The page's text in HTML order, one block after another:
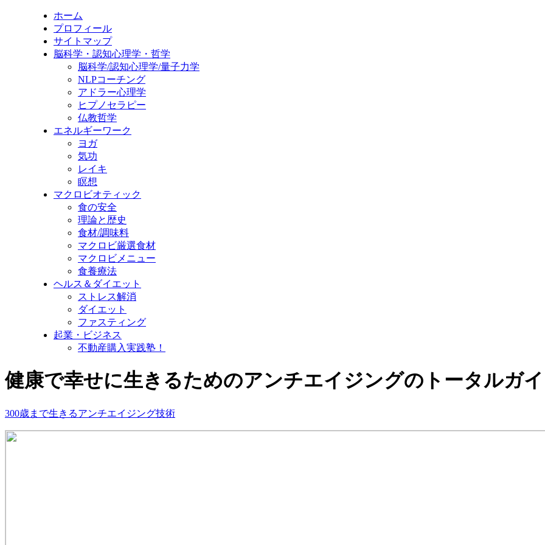
ホーム
プロフィール
サイトマップ
脳科学・認知心理学・哲学
脳科学/認知心理学/量子力学
NLPコーチング
アドラー心理学
ヒプノセラピー
仏教哲学
エネルギーワーク
ヨガ
気功
レイキ
瞑想
マクロビオティック
食の安全
理論と歴史
食材/調味料
マクロビ厳選食材
マクロビメニュー
食養療法
ヘルス＆ダイエット
ストレス解消
ダイエット
ファスティング
起業・ビジネス
不動産購入実践塾！
健康で幸せに生きるためのアンチエイジングのトータルガ
300歳まで生きるアンチエイジング技術